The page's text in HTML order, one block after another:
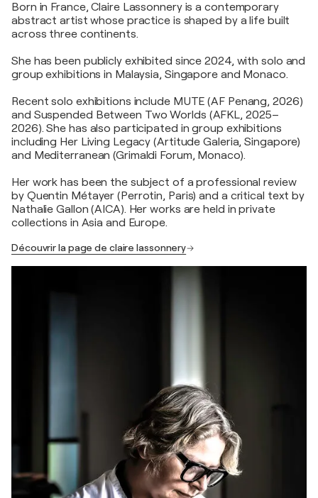
Born in France, Claire Lassonnery is a contemporary
abstract artist whose practice is shaped by a life built
across three continents.
She has been publicly exhibited since 2024, with solo and
group exhibitions in Malaysia, Singapore and Monaco.
Recent solo exhibitions include MUTE (AF Penang, 2026)
and Suspended Between Two Worlds (AFKL, 2025–
2026). She has also participated in group exhibitions
including Her Living Legacy (Artitude Galeria, Singapore)
and Mediterranean (Grimaldi Forum, Monaco).
Her work has been the subject of a professional review
by Quentin Métayer (Perrotin, Paris) and a critical text by
Nathalie Gallon (AICA). Her works are held in private
collections in Asia and Europe.
Découvrir la page de claire lassonnery